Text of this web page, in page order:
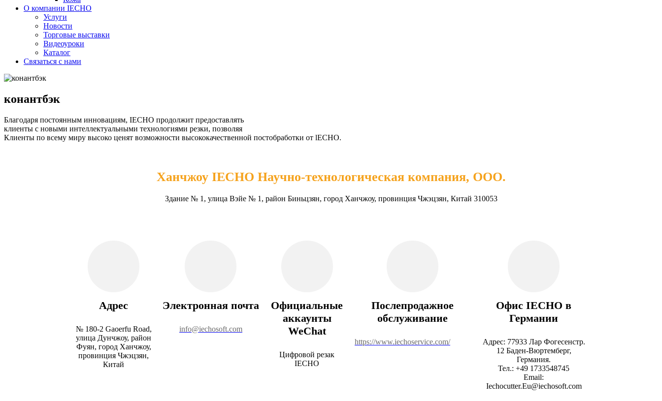
О компании IECHO
Услуги
Новости
Торговые выставки
Видеоуроки
Каталог
Связаться с нами
конантбэк
Благодаря постоянным инновациям, IECHO продолжит предоставлять
клиенты с новыми интеллектуальными технологиями резки, позволяя
Клиенты по всему миру высоко ценят возможности высококачественной постобработки от lECHO.
Ханчжоу IECHO Научно-технологическая компания, ООО.
Здание № 1, улица Вэйе № 1, район Биньцзян, город Ханчжоу, провинция Чжэцзян, Китай 310053
Адрес
№ 180-2 Gaoerfu Road,
улица Дунчжоу, район
Фуян, город Ханчжоу,
провинция Чжэцзян,
Китай
Электронная почта
info@iechosoft.com
Официальные
аккаунты
WeChat
Цифровой резак
IECHO
Послепродажное
обслуживание
https://www.iechoservice.com/
Офис IECHO в
Германии
Адрес: 77933 Лар Фогесенстр.
12 Баден-Вюртемберг,
Германия.
Тел.: +49 1733548745
Email:
Iechocutter.Eu@iechosoft.com